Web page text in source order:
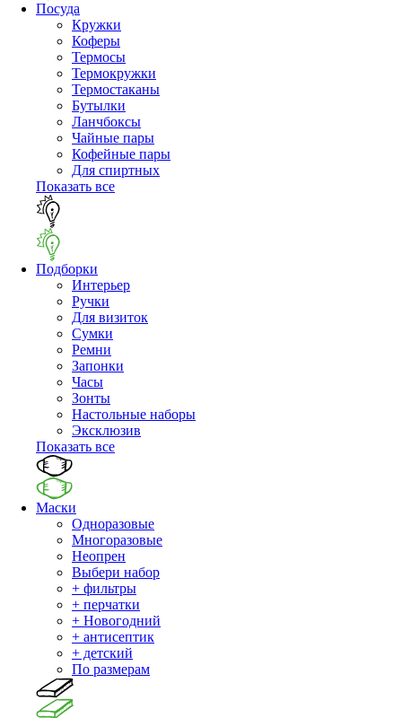
Посуда
Кружки
Коферы
Термосы
Термокружки
Термостаканы
Бутылки
Ланчбоксы
Чайные пары
Кофейные пары
Для спиртных
Показать все
Подборки
Интерьер
Ручки
Для визиток
Сумки
Ремни
Запонки
Часы
Зонты
Настольные наборы
Эксклюзив
Показать все
Маски
Одноразовые
Многоразовые
Неопрен
Выбери набор
+ фильтры
+ перчатки
+ Новогодний
+ антисептик
+ детский
По размерам